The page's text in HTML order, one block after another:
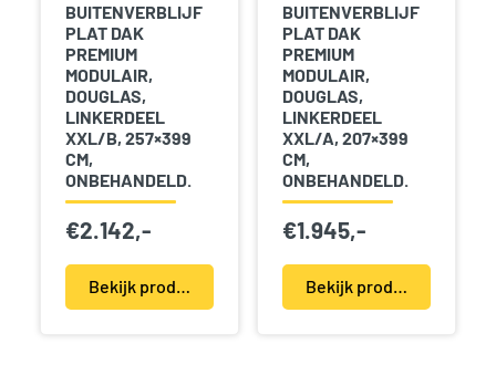
BUITENVERBLIJF
PLAT DAK
PREMIUM
MODULAIR,
DOUGLAS,
LINKERDEEL
XXL/B, 257×399
CM,
ONBEHANDELD.
€2.142,-
Bekijk product(en)
BUITENVERBLIJF
PLAT DAK
PREMIUM
MODULAIR,
DOUGLAS,
LINKERDEEL
XXL/A, 207×399
CM,
ONBEHANDELD.
€1.945,-
Bekijk product(en)